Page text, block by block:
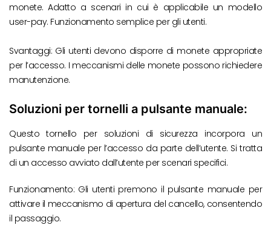
monete. Adatto a scenari in cui è applicabile un modello
user-pay. Funzionamento semplice per gli utenti.
Svantaggi: Gli utenti devono disporre di monete appropriate
per l’accesso. I meccanismi delle monete possono richiedere
manutenzione.
Soluzioni per tornelli a pulsante manuale:
Questo tornello per soluzioni di sicurezza incorpora un
pulsante manuale per l’accesso da parte dell’utente. Si tratta
di un accesso avviato dall’utente per scenari specifici.
Funzionamento: Gli utenti premono il pulsante manuale per
attivare il meccanismo di apertura del cancello, consentendo
il passaggio.